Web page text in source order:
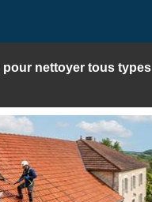
nettoyer tous types